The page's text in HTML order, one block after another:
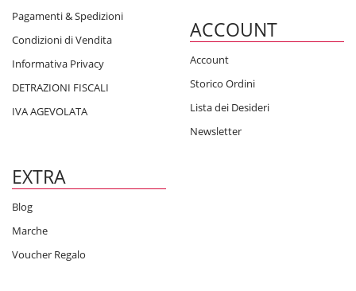
Pagamenti & Spedizioni
Condizioni di Vendita
Informativa Privacy
DETRAZIONI FISCALI
IVA AGEVOLATA
ACCOUNT
Account
Storico Ordini
Lista dei Desideri
Newsletter
EXTRA
Blog
Marche
Voucher Regalo